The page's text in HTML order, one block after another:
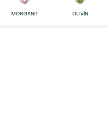
MORGANIT OLIVÍN